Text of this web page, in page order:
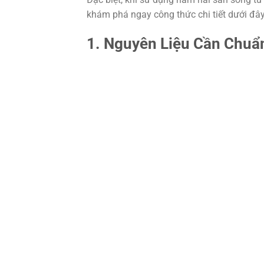
khám phá ngay công thức chi tiết dưới
1. Nguyên Liệu Cần